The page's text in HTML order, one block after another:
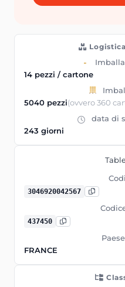
14 pezzi / cartone
5040 pezzi(ovvero 360
data di
243 giorni
3046920042567
437450
FRANCE